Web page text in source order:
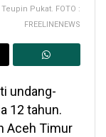
Pukat. FOTO :
FREELINENEWS
undang-
12 tahun.
Aceh Timur